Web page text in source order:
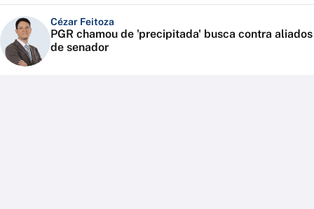
Cézar Feitoza
PGR chamou de 'precipitada' busca contra aliados
de senador